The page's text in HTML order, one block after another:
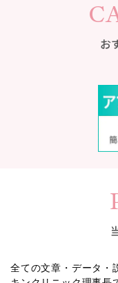
お
全ての文章・データ・